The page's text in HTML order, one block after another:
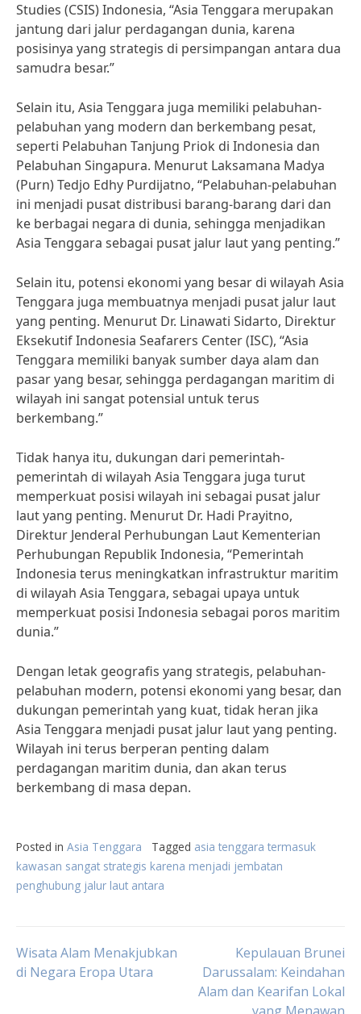
Studies (CSIS) Indonesia, “Asia Tenggara merupakan
jantung dari jalur perdagangan dunia, karena
posisinya yang strategis di persimpangan antara dua
samudra besar.”
Selain itu, Asia Tenggara juga memiliki pelabuhan-
pelabuhan yang modern dan berkembang pesat,
seperti Pelabuhan Tanjung Priok di Indonesia dan
Pelabuhan Singapura. Menurut Laksamana Madya
(Purn) Tedjo Edhy Purdijatno, “Pelabuhan-pelabuhan
ini menjadi pusat distribusi barang-barang dari dan
ke berbagai negara di dunia, sehingga menjadikan
Asia Tenggara sebagai pusat jalur laut yang penting.”
Selain itu, potensi ekonomi yang besar di wilayah Asia
Tenggara juga membuatnya menjadi pusat jalur laut
yang penting. Menurut Dr. Linawati Sidarto, Direktur
Eksekutif Indonesia Seafarers Center (ISC), “Asia
Tenggara memiliki banyak sumber daya alam dan
pasar yang besar, sehingga perdagangan maritim di
wilayah ini sangat potensial untuk terus
berkembang.”
Tidak hanya itu, dukungan dari pemerintah-
pemerintah di wilayah Asia Tenggara juga turut
memperkuat posisi wilayah ini sebagai pusat jalur
laut yang penting. Menurut Dr. Hadi Prayitno,
Direktur Jenderal Perhubungan Laut Kementerian
Perhubungan Republik Indonesia, “Pemerintah
Indonesia terus meningkatkan infrastruktur maritim
di wilayah Asia Tenggara, sebagai upaya untuk
memperkuat posisi Indonesia sebagai poros maritim
dunia.”
Dengan letak geografis yang strategis, pelabuhan-
pelabuhan modern, potensi ekonomi yang besar, dan
dukungan pemerintah yang kuat, tidak heran jika
Asia Tenggara menjadi pusat jalur laut yang penting.
Wilayah ini terus berperan penting dalam
perdagangan maritim dunia, dan akan terus
berkembang di masa depan.
Posted in Asia Tenggara Tagged asia tenggara termasuk
kawasan sangat strategis karena menjadi jembatan
penghubung jalur laut antara
Post
Wisata Alam Menakjubkan
di Negara Eropa Utara
Kepulauan Brunei
Darussalam: Keindahan
Alam dan Kearifan Lokal